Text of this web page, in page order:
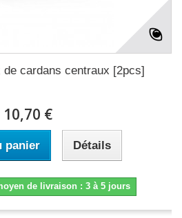
de cardans centraux [2pcs]
10,70 €
panier Détails
de livraison : 3 à 5 jours